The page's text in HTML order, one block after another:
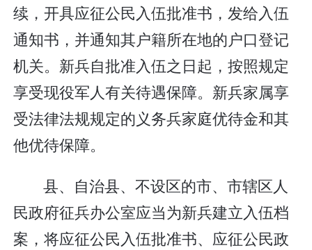
续，开具应征公民入伍批准书，发给入伍
通知书，并通知其户籍所在地的户口登记
机关。新兵自批准入伍之日起，按照规定
享受现役军人有关待遇保障。新兵家属享
受法律法规规定的义务兵家庭优待金和其
他优待保障。
县、自治县、不设区的市、市辖区人
民政府征兵办公室应当为新兵建立入伍档
案，将应征公民入伍批准书、应征公民政